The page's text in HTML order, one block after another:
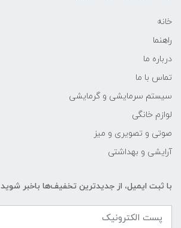
خانه
راهنما
درباره ما
تماس با ما
سیستم سرمایشی و گرمایشی
لوازم خانگی
صوتی و تصویری و میز
آرایشی و بهداشتی
با ثبت ایمیل، از جدید‌ترین تخفیف‌ها با‌خبر شوید